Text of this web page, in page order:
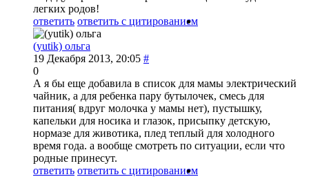
легких родов!
ответить ответить с цитированием
(yutik) ольга
19 Декабря 2013, 20:05 #
0
А я бы еще добавила в список для мамы электрический
чайник, а для ребенка пару бутылочек, смесь для
питания( вдруг молочка у мамы нет), пустышку,
капельки для носика и глазок, присыпку детскую,
нормазе для животика, плед теплый для холодного
время года. а вообще смотреть по ситуации, если что
родные принесут.
ответить ответить с цитированием